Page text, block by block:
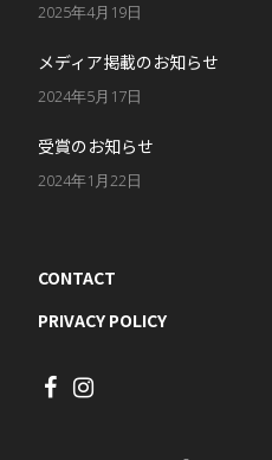
2025年4月19日
メディア掲載のお知らせ
2024年5月17日
受賞のお知らせ
2024年1月22日
CONTACT
PRIVACY POLICY